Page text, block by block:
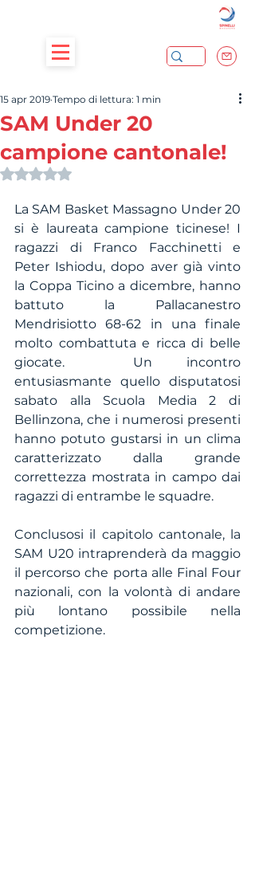
SAM Under 20
campione cantonale!
15 apr 2019 Tempo di lettura: 1 min
Valutazione NaN stelle su 5.
La SAM Basket Massagno Under 20
si è laureata campione ticinese! I
ragazzi di Franco Facchinetti e
Peter Ishiodu, dopo aver già vinto
la Coppa Ticino a dicembre, hanno
battuto la Pallacanestro
Mendrisiotto 68-62 in una finale
molto combattuta e ricca di belle
giocate.  Un incontro
entusiasmante quello disputatosi
sabato alla Scuola Media 2 di
Bellinzona, che i numerosi presenti
hanno potuto gustarsi in un clima
caratterizzato dalla grande
correttezza mostrata in campo dai
ragazzi di entrambe le squadre.
Conclusosi il capitolo cantonale, la
SAM U20 intraprenderà da maggio
il percorso che porta alle Final Four
nazionali, con la volontà di andare
più lontano possibile nella
competizione.